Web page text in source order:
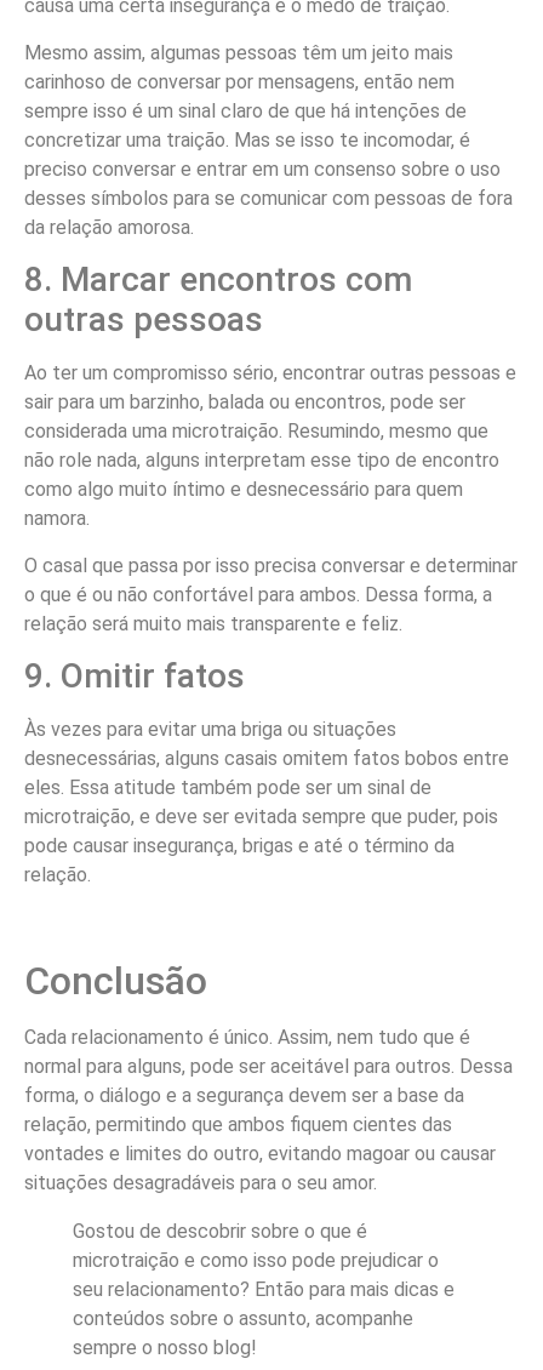
causa uma certa insegurança e o medo de traição.
Mesmo assim, algumas pessoas têm um jeito mais
carinhoso de conversar por mensagens, então nem
sempre isso é um sinal claro de que há intenções de
concretizar uma traição. Mas se isso te incomodar, é
preciso conversar e entrar em um consenso sobre o uso
desses símbolos para se comunicar com pessoas de fora
da relação amorosa.
8. Marcar encontros com
outras pessoas
Ao ter um compromisso sério, encontrar outras pessoas e
sair para um barzinho, balada ou encontros, pode ser
considerada uma microtraição. Resumindo, mesmo que
não role nada, alguns interpretam esse tipo de encontro
como algo muito íntimo e desnecessário para quem
namora.
O casal que passa por isso precisa conversar e determinar
o que é ou não confortável para ambos. Dessa forma, a
relação será muito mais transparente e feliz.
9. Omitir fatos
Às vezes para evitar uma briga ou situações
desnecessárias, alguns casais omitem fatos bobos entre
eles. Essa atitude também pode ser um sinal de
microtraição, e deve ser evitada sempre que puder, pois
pode causar insegurança, brigas e até o término da
relação.
Conclusão
Cada relacionamento é único. Assim, nem tudo que é
normal para alguns, pode ser aceitável para outros. Dessa
forma, o diálogo e a segurança devem ser a base da
relação, permitindo que ambos fiquem cientes das
vontades e limites do outro, evitando magoar ou causar
situações desagradáveis para o seu amor.
Gostou de descobrir sobre o que é
microtraição e como isso pode prejudicar o
seu relacionamento? Então para mais dicas e
conteúdos sobre o assunto, acompanhe
sempre o nosso blog!